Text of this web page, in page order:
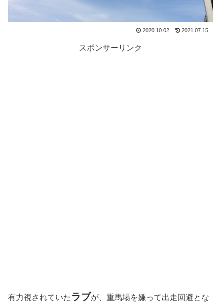
2020.10.02 2021.07.15
スポンサーリンク
有力視されていた ラブが、重馬場を嫌って出走回避とな